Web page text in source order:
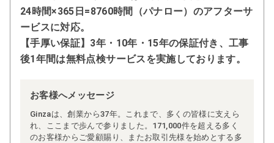
24時間×365日=8760時間（パナロー）のアフターサ
ービスに対応。
【手厚い保証】3年・10年・15年の保証付き、工事
後1年間は無料点検サービスを実施しております。
お客様へメッセージ
Ginzaは、創業から37年。これまで、多くの皆様に支えら
れ、ここまで歩んで参りました。171,000件を超える多く
のお客様からご愛顧賜り、またお取引先様を始めとする多